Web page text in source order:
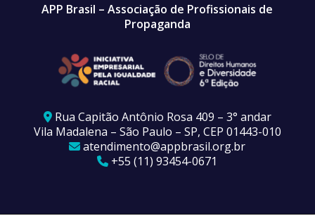
APP Brasil – Associação de Profissionais de
Propaganda
Rua Capitão Antônio Rosa 409 – 3° andar
Vila Madalena – São Paulo – SP, CEP 01443-010
atendimento@appbrasil.org.br
+55 (11) 93454-0671